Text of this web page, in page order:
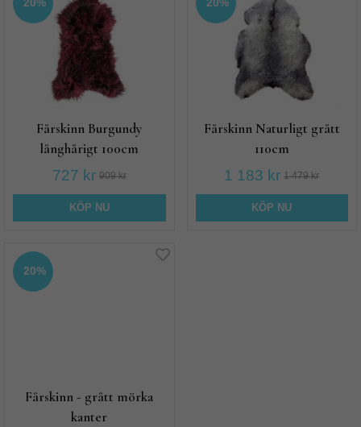
Fårskinn Burgundy
långhårigt 100cm
727 kr 909 kr
KÖP NU
Fårskinn Naturligt grått
110cm
1 183 kr 1 479 kr
KÖP NU
20%
Fårskinn - grått mörka
kanter